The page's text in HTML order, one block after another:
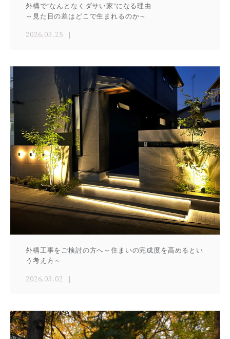
外構で“なんとなくダサい家”になる理由
～見た目の差はどこで生まれるのか～
2026.03.25
外構工事をご検討の方へ～住まいの完成度を高めるとい
う考え方～
2026.03.02